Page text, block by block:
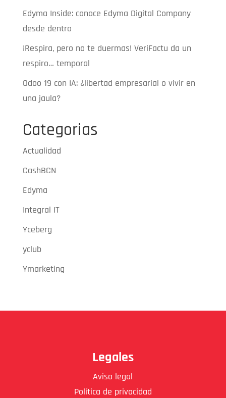
Edyma Inside: conoce Edyma Digital Company
desde dentro
¡Respira, pero no te duermas! VeriFactu da un
respiro… temporal
Odoo 19 con IA: ¿libertad empresarial o vivir en
una jaula?
Categorias
Actualidad
CashBCN
Edyma
Integral IT
Yceberg
yclub
Ymarketing
Legales
Aviso legal
Política de privacidad